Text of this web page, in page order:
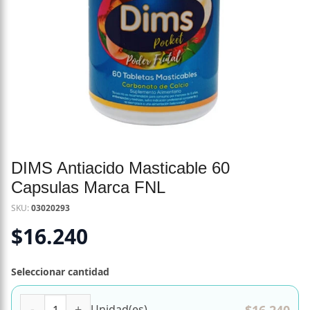
DIMS Antiacido Masticable 60
Capsulas Marca FNL
SKU:03020293
$16.240
Seleccionar cantidad